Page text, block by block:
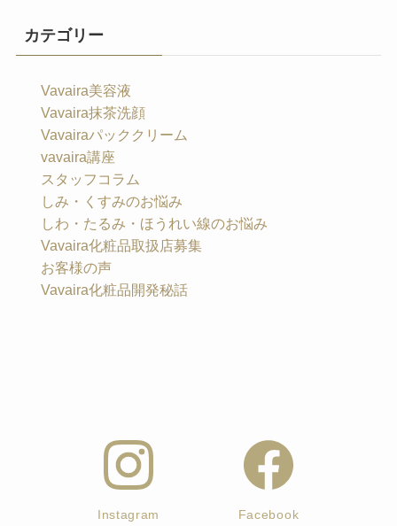
カテゴリー
Vavaira美容液
Vavaira抹茶洗顔
Vavairaパッククリーム
vavaira講座
スタッフコラム
しみ・くすみのお悩み
しわ・たるみ・ほうれい線のお悩み
Vavaira化粧品取扱店募集
お客様の声
Vavaira化粧品開発秘話
Instagram Facebook